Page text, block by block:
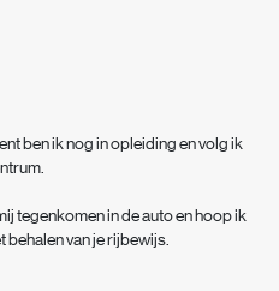
ben ik nog in opleiding en volg ik
tegenkomen in de auto en hoop ik
behalen van je rijbewijs.